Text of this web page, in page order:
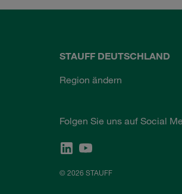
STAUFF DEUTSCHLAND
Region ändern
Folgen Sie uns auf Social
© 2026 STAUFF